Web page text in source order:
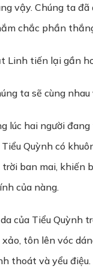
vậy. Chúng ta
chắc phần
Linh tiến lại gần
ta sẽ cùng
lúc hai người
Quỳnh có
ban mai, khiến
của nàng.
của Tiểu Quỳnh
tôn lên vóc
thoát và yểu điệu.